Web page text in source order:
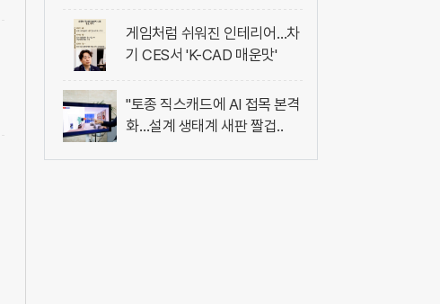
게임처럼 쉬워진 인테리어…차
기 CES서 'K-CAD 매운맛'
"토종 직스캐드에 AI 접목 본격
화…설계 생태계 새판 짤겁..